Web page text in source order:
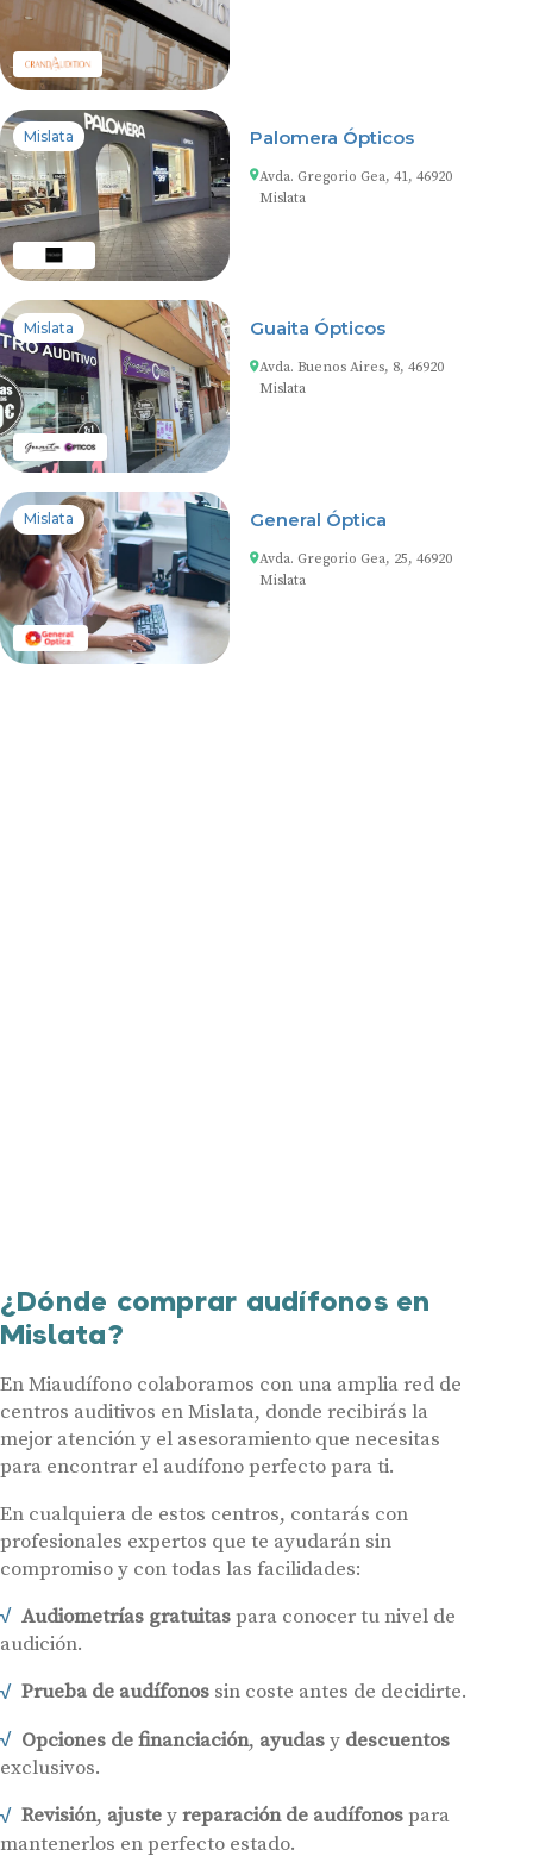
Mislata Palomera Ópticos
Avda. Gregorio Gea, 41, 46920
Mislata
Mislata Guaita Ópticos
Avda. Buenos Aires, 8, 46920
Mislata
Mislata General Óptica
Avda. Gregorio Gea, 25, 46920
Mislata
¿Dónde comprar audífonos en
Mislata?
En Miaudífono colaboramos con una amplia red de
centros auditivos en Mislata, donde recibirás la
mejor atención y el asesoramiento que necesitas
para encontrar el audífono perfecto para ti.
En cualquiera de estos centros, contarás con
profesionales expertos que te ayudarán sin
compromiso y con todas las facilidades:
Audiometrías gratuitaspara conocer tu nivel de
audición.
Prueba de audífonossin coste antes de decidirte.
Opciones de financiación, ayudasy descuentos
exclusivos.
Revisión, ajusteyreparación de audífonospara
mantenerlos en perfecto estado.